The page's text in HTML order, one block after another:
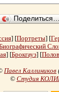
Поделиться…
] [Портреты] [
] [Брокгауз] [
Павел Каллиников
© Студия